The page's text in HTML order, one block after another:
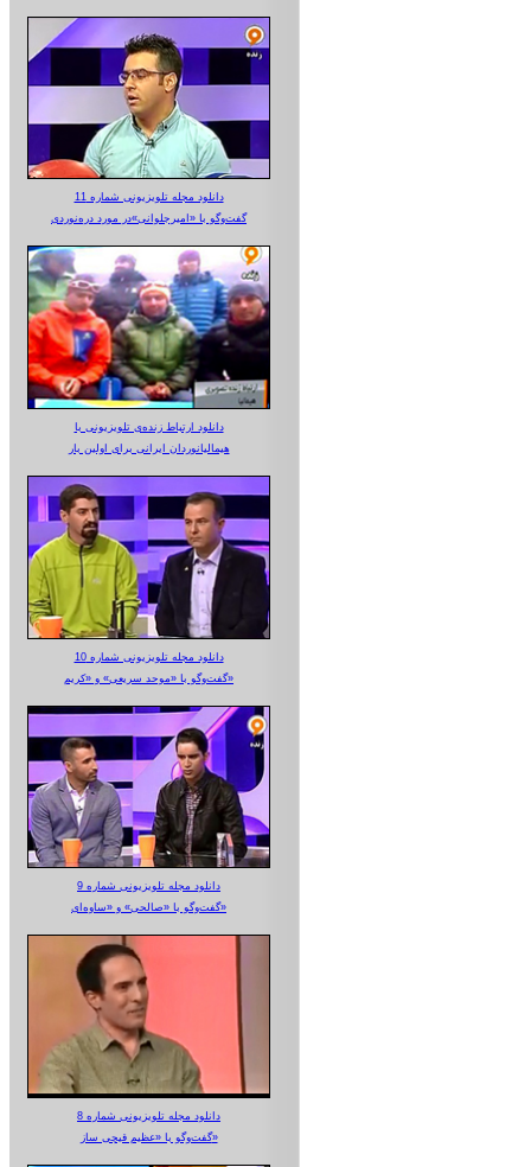
دانلود مجله تلویزیونی شماره 11
گفت‌وگو با «امیرجلوانی»در مورد دره‌نوردی
دانلود ارتباط زنده‌ی تلویزیونی‌ با
هیمالیانوردان ایرانی برای اولین بار
دانلود مجله تلویزیونی شماره 10
گفت‌وگو با «موحد سریعی» و «کریم»
دانلود مجله تلویزیونی شماره 9
گفت‌وگو با «صالحی» و «ساوه‌ای»
دانلود مجله تلویزیونی شماره 8
گفت‌وگو با «عظیم قیچی ساز»